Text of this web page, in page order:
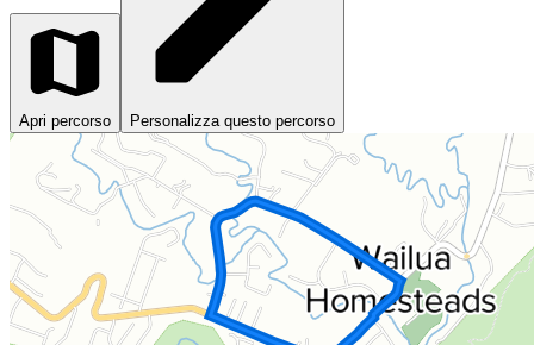
Apri percorso Personalizza questo percorso